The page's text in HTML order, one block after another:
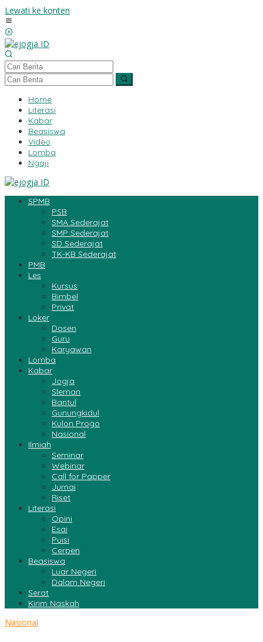
Lewati ke konten
Home
Literasi
Kabar
Beasiswa
Video
Lomba
Ngaji
SPMB
PSB
SMA Sederajat
SMP Sederajat
SD Sederajat
TK-KB Sederajat
PMB
Les
Kursus
Bimbel
Privat
Loker
Dosen
Guru
Karyawan
Lomba
Kabar
Jogja
Sleman
Bantul
Gunungkidul
Kulon Progo
Nasional
Ilmiah
Seminar
Webinar
Call for Papper
Jurnai
Riset
Literasi
Opini
Esai
Puisi
Cerpen
Beasiswa
Luar Negeri
Dalam Negeri
Serat
Kirim Naskah
Nasional